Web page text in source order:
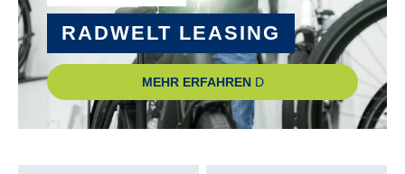
29"
RAHMEN :
Aluminium
RADWELT LEASING
MEHR ERFAHREN